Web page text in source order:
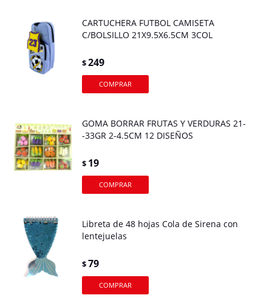
CARTUCHERA FUTBOL CAMISETA
C/BOLSILLO 21X9.5X6.5CM 3COL
$249
GOMA BORRAR FRUTAS Y VERDURAS 21-
-33GR 2-4.5CM 12 DISEÑOS
$ 19
Libreta de 48 hojas Cola de Sirena con
lentejuelas
$79